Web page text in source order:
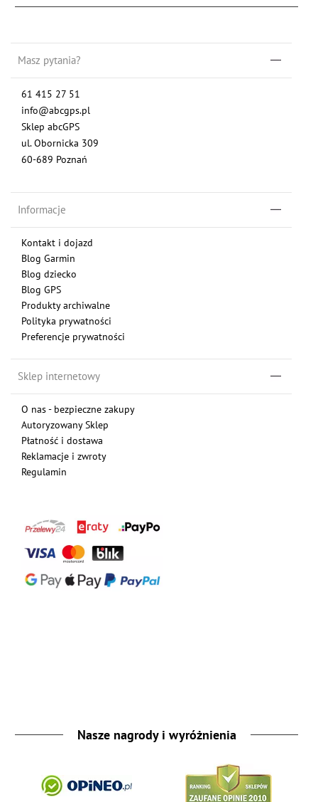
Masz pytania?
61 415 27 51
info@abcgps.pl
Sklep abcGPS
ul. Obornicka 309
60-689 Poznań
Informacje
Kontakt i dojazd
Blog Garmin
Blog dziecko
Blog GPS
Produkty archiwalne
Polityka prywatności
Preferencje prywatności
Sklep internetowy
O nas - bezpieczne zakupy
Autoryzowany Sklep
Płatność i dostawa
Reklamacje i zwroty
Regulamin
Nasze nagrody i wyróżnienia